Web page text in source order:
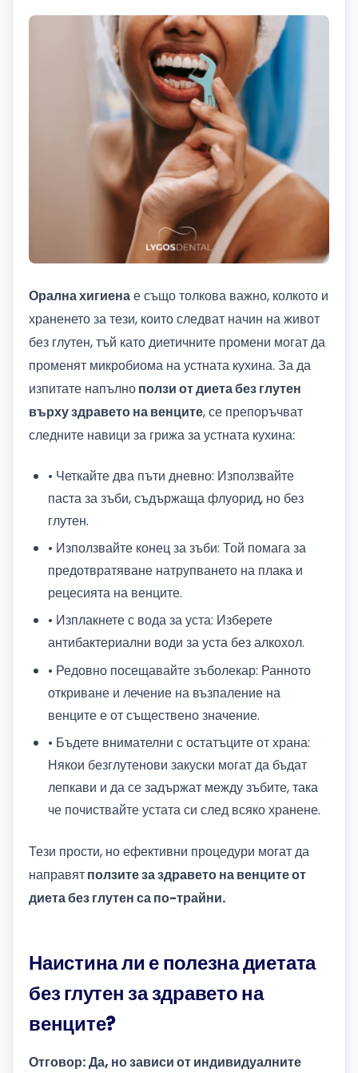
Орална хигиенае също толкова важно, колкото и
храненето за тези, които следват начин на живот
без глутен, тъй като диетичните промени могат да
променят микробиома на устната кухина. За да
изпитате напълноползи от диета без глутен
върху здравето на венците, се препоръчват
следните навици за грижа за устната кухина:
• Четкайте два пъти дневно: Използвайте
паста за зъби, съдържаща флуорид, но без
глутен.
• Използвайте конец за зъби: Той помага за
предотвратяване натрупването на плака и
рецесията на венците.
• Изплакнете с вода за уста: Изберете
антибактериални води за уста без алкохол.
• Редовно посещавайте зъболекар: Ранното
откриване и лечение на възпаление на
венците е от съществено значение.
• Бъдете внимателни с остатъците от храна:
Някои безглутенови закуски могат да бъдат
лепкави и да се задържат между зъбите, така
че почиствайте устата си след всяко хранене.
Тези прости, но ефективни процедури могат да
направятползите за здравето на венците от
диета без глутен са по-трайни.
Наистина ли е полезна диетата
без глутен за здравето на
венците?
Отговор: Да, но зависи от индивидуалните